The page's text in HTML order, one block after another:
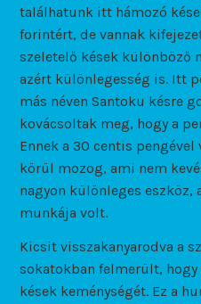
találhatunk itt hámozó
forintért, de vannak
szeletelő kések különböző
azért különlegesség is. Itt
más néven Santoku késre
kovácsoltak meg, hogy a
Ennek a 30 centis
körül mozog, ami nem
nagyon különleges eszköz,
munkája volt.
Kicsit visszakanyarodva a
sokatokban felmerült,
kések keménységét. Ez a